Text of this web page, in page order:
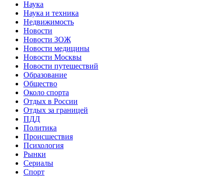
Наука
Наука и техника
Недвижимость
Новости
Новости ЗОЖ
Новости медицины
Новости Москвы
Новости путешествий
Образование
Общество
Около спорта
Отдых в России
Отдых за границей
ПДД
Политика
Происшествия
Психология
Рынки
Сериалы
Спорт